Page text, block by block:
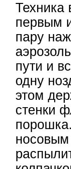
Техника
первым
пару
пути и
одну
этом
стенки